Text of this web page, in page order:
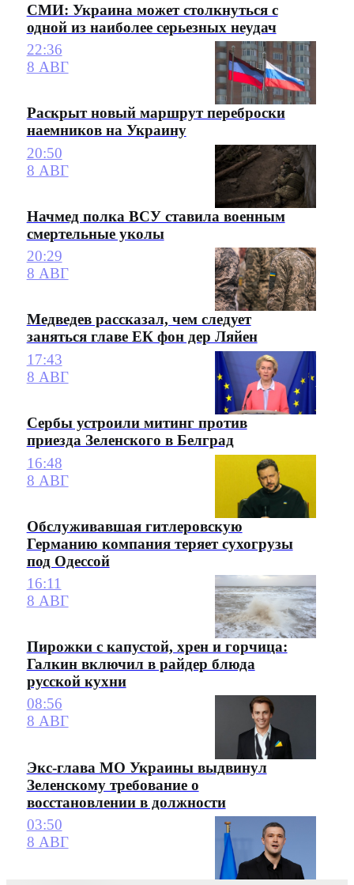
СМИ: Украина может столкнуться с
одной из наиболее серьезных неудач
22:36
8 АВГ
Раскрыт новый маршрут переброски
наемников на Украину
20:50
8 АВГ
Начмед полка ВСУ ставила военным
смертельные уколы
20:29
8 АВГ
Медведев рассказал, чем следует
заняться главе ЕК фон дер Ляйен
17:43
8 АВГ
Сербы устроили митинг против
приезда Зеленского в Белград
16:48
8 АВГ
Обслуживавшая гитлеровскую
Германию компания теряет сухогрузы
под Одессой
16:11
8 АВГ
Пирожки с капустой, хрен и горчица:
Галкин включил в райдер блюда
русской кухни
08:56
8 АВГ
Экс-глава МО Украины выдвинул
Зеленскому требование о
восстановлении в должности
03:50
8 АВГ